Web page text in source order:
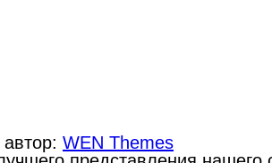
WEN Themes